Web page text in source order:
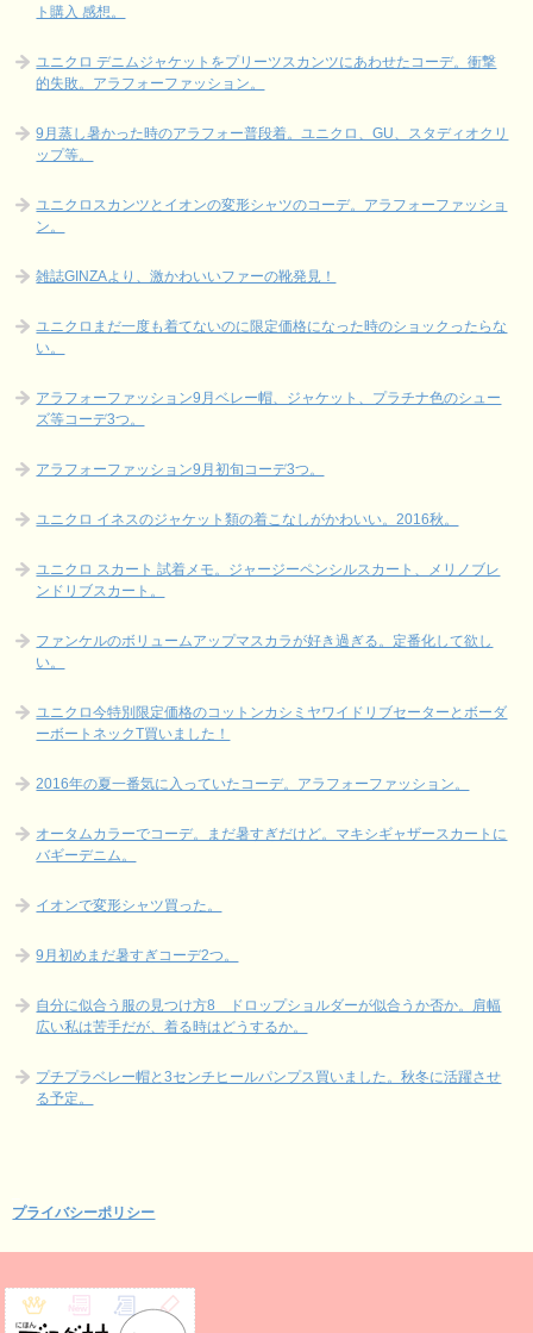
ト購入 感想。
ユニクロ デニムジャケットをプリーツスカンツにあわせたコーデ。衝撃
的失敗。アラフォーファッション。
9月蒸し暑かった時のアラフォー普段着。ユニクロ、GU、スタディオクリ
ップ等。
ユニクロスカンツとイオンの変形シャツのコーデ。アラフォーファッショ
ン。
雑誌GINZAより、激かわいいファーの靴発見！
ユニクロまだ一度も着てないのに限定価格になった時のショックったらな
い。
アラフォーファッション9月ベレー帽、ジャケット、プラチナ色のシュー
ズ等コーデ3つ。
アラフォーファッション9月初旬コーデ3つ。
ユニクロ イネスのジャケット類の着こなしがかわいい。2016秋。
ユニクロ スカート 試着メモ。ジャージーペンシルスカート、メリノブレ
ンドリブスカート。
ファンケルのボリュームアップマスカラが好き過ぎる。定番化して欲し
い。
ユニクロ今特別限定価格のコットンカシミヤワイドリブセーターとボーダ
ーボートネックT買いました！
2016年の夏一番気に入っていたコーデ。アラフォーファッション。
オータムカラーでコーデ。まだ暑すぎだけど。マキシギャザースカートに
バギーデニム。
イオンで変形シャツ買った。
9月初めまだ暑すぎコーデ2つ。
自分に似合う服の見つけ方8 ドロップショルダーが似合うか否か。肩幅
広い私は苦手だが、着る時はどうするか。
プチプラベレー帽と3センチヒールパンプス買いました。秋冬に活躍させ
る予定。
プライバシーポリシー